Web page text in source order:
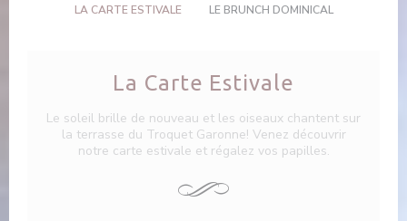
La Carte Estivale
Le soleil brille de nouveau et les oiseaux chantent sur
la terrasse du Troquet Garonne! Venez découvrir
notre carte estivale et régalez vos papilles.
LA CARTE ESTIVALE LE BRUNCH DOMINICAL